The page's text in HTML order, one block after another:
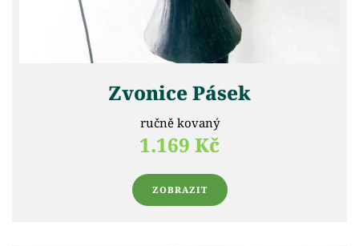
Zvonice Pásek
ručně kovaný
1.169 Kč
ZOBRAZIT